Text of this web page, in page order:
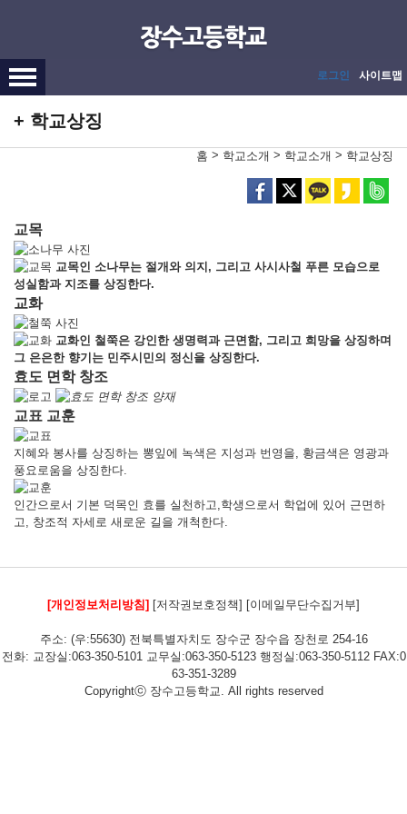
로그인 사이트맵
학교상징
홈 > 학교소개 > 학교소개 > 학교상징
교목
교목인 소나무는 절개와 의지, 그리고 사시사철 푸른 모습으로
성실함과 지조를 상징한다.
교화
교화인 철쭉은 강인한 생명력과 근면함, 그리고 희망을 상징하며
그 은은한 향기는 민주시민의 정신을 상징한다.
효도 면학 창조
교표 교훈
지혜와 봉사를 상징하는 뽕잎에 녹색은 지성과 번영을, 황금색은 영광과
풍요로움을 상징한다.
인간으로서 기본 덕목인 효를 실천하고,학생으로서 학업에 있어 근면하
고, 창조적 자세로 새로운 길을 개척한다.
[개인정보처리방침] [저작권보호정책] [이메일무단수집거부]
주소: (우:55630) 전북특별자치도 장수군 장수읍 장천로 254-16
전화: 교장실:063-350-5101 교무실:063-350-5123 행정실:063-350-5112 FAX:0
63-351-3289
Copyrightⓒ 장수고등학교. All rights reserved